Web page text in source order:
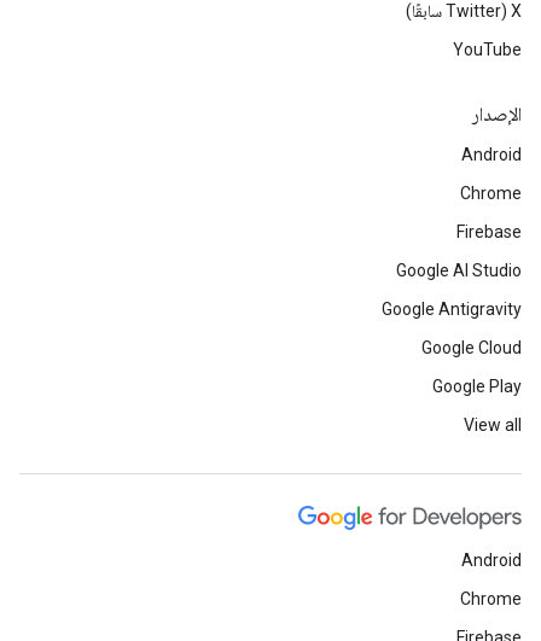
‫X ‏(Twitter سابقًا)
YouTube
الإصدار
Android
Chrome
Firebase
Google AI Studio
Google Antigravity
Google Cloud
Google Play
View all
Android
Chrome